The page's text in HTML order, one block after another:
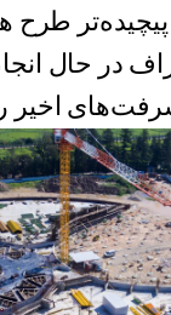
طرح
در حال
اخیر